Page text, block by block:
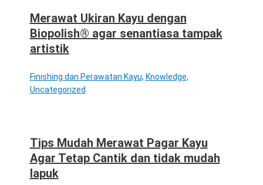
Merawat Ukiran Kayu dengan
Biopolish® agar senantiasa tampak
artistik
Finishing dan Perawatan Kayu, Knowledge,
Uncategorized
Tips Mudah Merawat Pagar Kayu
Agar Tetap Cantik dan tidak mudah
lapuk